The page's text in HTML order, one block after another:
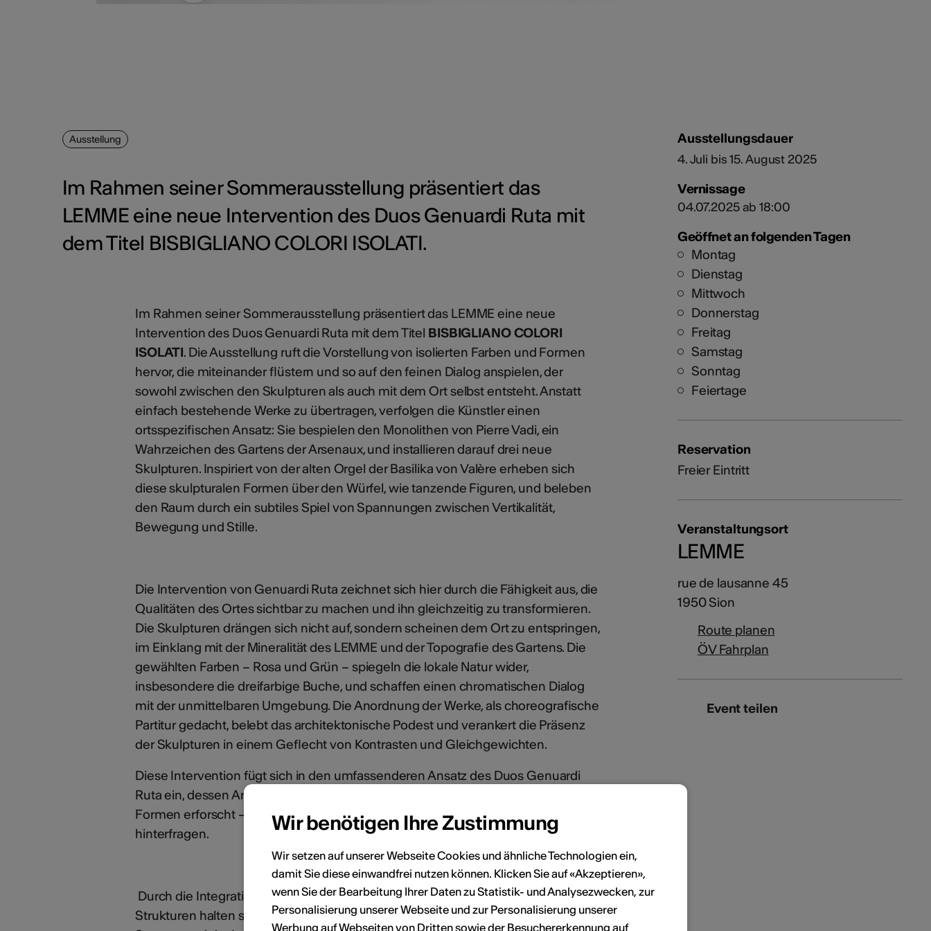
Ausstellung
Im Rahmen seiner Sommerausstellung präsentiert das
LEMME eine neue Intervention des Duos Genuardi Ruta mit
dem Titel BISBIGLIANO COLORI ISOLATI.
Im Rahmen seiner Sommerausstellung präsentiert das LEMME eine neue
Intervention des Duos Genuardi Ruta mit dem Titel BISBIGLIANO COLORI
ISOLATI. Die Ausstellung ruft die Vorstellung von isolierten Farben und Formen
hervor, die miteinander flüstern und so auf den feinen Dialog anspielen, der
sowohl zwischen den Skulpturen als auch mit dem Ort selbst entsteht. Anstatt
einfach bestehende Werke zu übertragen, verfolgen die Künstler einen
ortsspezifischen Ansatz: Sie bespielen den Monolithen von Pierre Vadi, ein
Wahrzeichen des Gartens der Arsenaux, und installieren darauf drei neue
Skulpturen. Inspiriert von der alten Orgel der Basilika von Valère erheben sich
diese skulpturalen Formen über den Würfel, wie tanzende Figuren, und beleben
den Raum durch ein subtiles Spiel von Spannungen zwischen Vertikalität,
Bewegung und Stille.
Die Intervention von Genuardi Ruta zeichnet sich hier durch die Fähigkeit aus, die
Qualitäten des Ortes sichtbar zu machen und ihn gleichzeitig zu transformieren.
Die Skulpturen drängen sich nicht auf, sondern scheinen dem Ort zu entspringen,
im Einklang mit der Mineralität des LEMME und der Topografie des Gartens. Die
gewählten Farben – Rosa und Grün – spiegeln die lokale Natur wider,
insbesondere die dreifarbige Buche, und schaffen einen chromatischen Dialog
mit der unmittelbaren Umgebung. Die Anordnung der Werke, als choreografische
Partitur gedacht, belebt das architektonische Podest und verankert die Präsenz
der Skulpturen in einem Geflecht von Kontrasten und Gleichgewichten.
Diese Intervention fügt sich in den umfassenderen Ansatz des Duos Genuardi
Ruta ein, dessen Arbeit das Verhältnis zwischen organischen und geometrischen
Formen erforscht – durch Installationen, die Raum, Material und Bewegung
hinterfragen.
Durch die Integration natürlicher Elemente und Verweise auf historische
Strukturen halten sie eine fruchtbare Spannung zwischen architektonischer
Ausstellungsdauer
4. Juli bis 15. August 2025
Vernissage
04.07.2025 ab 18:00
Geöffnet an folgenden Tagen
Montag
Dienstag
Mittwoch
Donnerstag
Freitag
Samstag
Sonntag
Feiertage
Reservation
Freier Eintritt
Veranstaltungsort
LEMME
rue de lausanne 45
1950 Sion
Route planen
ÖV Fahrplan
Event teilen
Wir benötigen Ihre Zustimmung
Wir setzen auf unserer Webseite Cookies und ähnliche Technologien ein,
damit Sie diese einwandfrei nutzen können. Klicken Sie auf «Akzeptieren»,
wenn Sie der Bearbeitung Ihrer Daten zu Statistik- und Analysezwecken, zur
Personalisierung unserer Webseite und zur Personalisierung unserer
Werbung auf Webseiten von Dritten sowie der Besuchererkennung auf